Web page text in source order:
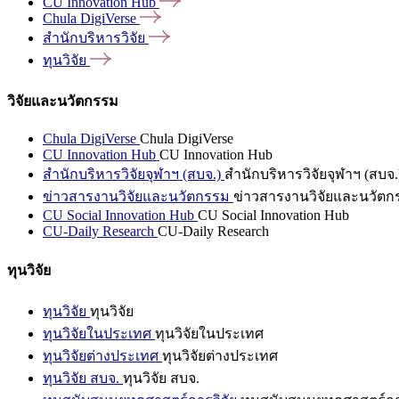
Chula DigiVerse
สำนักบริหารวิจัย
ทุนวิจัย
วิจัยและนวัตกรรม
Chula DigiVerse Chula DigiVerse
CU Innovation Hub CU Innovation Hub
สำนักบริหารวิจัยจุฬาฯ (สบจ.) สำนักบริหารวิจัยจุฬาฯ (สบจ
ข่าวสารงานวิจัยและนวัตกรรม ข่าวสารงานวิจัยและนวัตก
CU Social Innovation Hub CU Social Innovation Hub
CU-Daily Research CU-Daily Research
ทุนวิจัย
ทุนวิจัย ทุนวิจัย
ทุนวิจัยในประเทศ ทุนวิจัยในประเทศ
ทุนวิจัยต่างประเทศ ทุนวิจัยต่างประเทศ
ทุนวิจัย สบจ. ทุนวิจัย สบจ.